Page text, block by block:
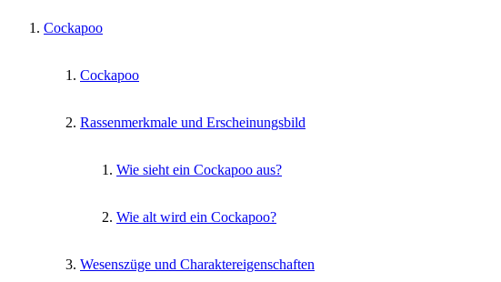
Cockapoo
Cockapoo
Rassenmerkmale und Erscheinungsbild
Wie sieht ein Cockapoo aus?
Wie alt wird ein Cockapoo?
Wesenszüge und Charaktereigenschaften